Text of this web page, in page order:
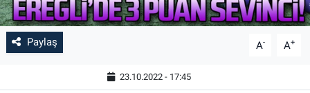
Paylaş A- A+
23.10.2022 - 17:45